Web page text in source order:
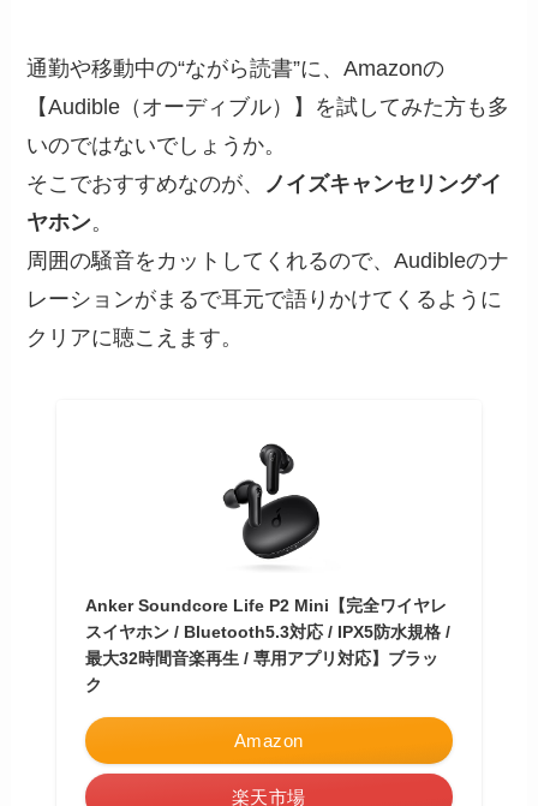
通勤や移動中の“ながら読書”に、Amazonの
【Audible（オーディブル）】を試してみた方も多
いのではないでしょうか。
そこでおすすめなのが、
ノイズキャンセリングイ
ヤホン。
周囲の騒音をカットしてくれるので、Audibleのナ
レーションがまるで耳元で語りかけてくるように
クリアに聴こえます。
Anker Soundcore Life P2 Mini【完全ワイヤレ
スイヤホン / Bluetooth5.3対応 / IPX5防水規格 /
最大32時間音楽再生 / 専用アプリ対応】ブラッ
ク
Amazon
楽天市場